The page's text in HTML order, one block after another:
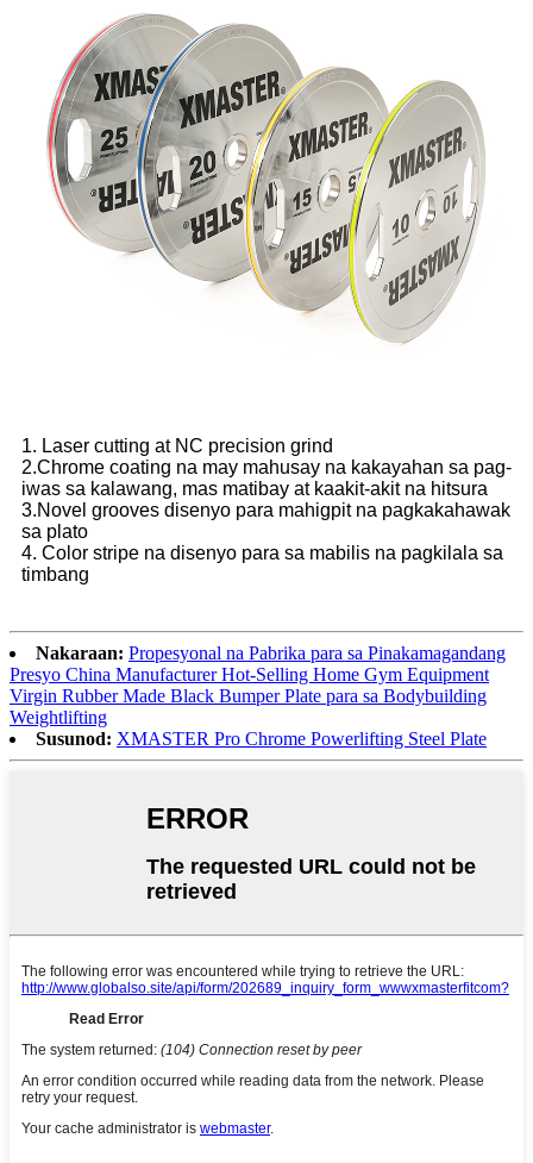
1. Laser cutting at NC precision grind
2.Chrome coating na may mahusay na kakayahan sa pag-
iwas sa kalawang, mas matibay at kaakit-akit na hitsura
3.Novel grooves disenyo para mahigpit na pagkakahawak
sa plato
4. Color stripe na disenyo para sa mabilis na pagkilala sa
timbang
Nakaraan: Propesyonal na Pabrika para sa Pinakamagandang
Presyo China Manufacturer Hot-Selling Home Gym Equipment
Virgin Rubber Made Black Bumper Plate para sa Bodybuilding
Weightlifting
Susunod: XMASTER Pro Chrome Powerlifting Steel Plate